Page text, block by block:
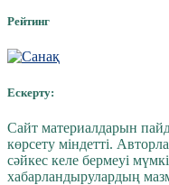
Рейтинг
Ескерту:
Сайт материалдарын
көрсету міндетті.
сәйкес келе бермеуі
хабарландырулардың